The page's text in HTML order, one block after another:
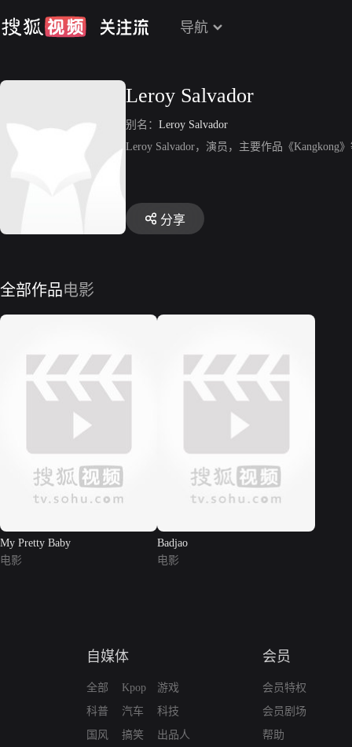
导航
Leroy Salvador
别名： Leroy Salvador
Leroy Salvador，演员，主要作品《Kangkong
分享
全部作品电影
My Pretty Baby
电影
Badjao
电影
自媒体
全部
科普
国风
Kpop
汽车
搞笑
游戏
科技
出品人
会员
会员特权
会员剧场
帮助